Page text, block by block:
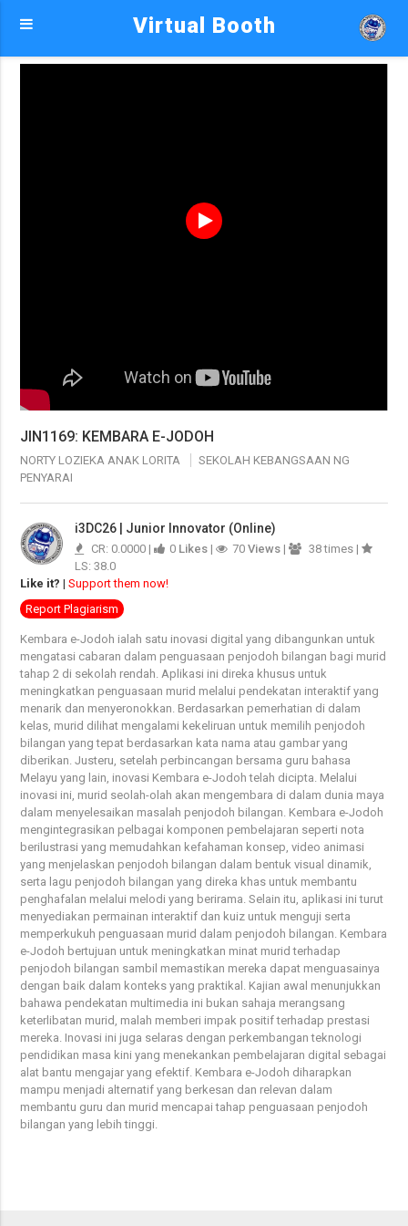
Virtual Booth
JIN1169: KEMBARA E-JODOH
NORTY LOZIEKA ANAK LORITA
SEKOLAH KEBANGSAAN NG
PENYARAI
i3DC26 | Junior Innovator (Online)
CR: 0.0000 | 0 Likes | 70 Views |
38 times |
LS: 38.0
Like it? |Support them now!
Report Plagiarism
Kembara e-Jodoh ialah satu inovasi digital yang dibangunkan untuk
mengatasi cabaran dalam penguasaan penjodoh bilangan bagi murid
tahap 2 di sekolah rendah. Aplikasi ini direka khusus untuk
meningkatkan penguasaan murid melalui pendekatan interaktif yang
menarik dan menyeronokkan. Berdasarkan pemerhatian di dalam
kelas, murid dilihat mengalami kekeliruan untuk memilih penjodoh
bilangan yang tepat berdasarkan kata nama atau gambar yang
diberikan. Justeru, setelah perbincangan bersama guru bahasa
Melayu yang lain, inovasi Kembara e-Jodoh telah dicipta. Melalui
inovasi ini, murid seolah-olah akan mengembara di dalam dunia maya
dalam menyelesaikan masalah penjodoh bilangan. Kembara e-Jodoh
mengintegrasikan pelbagai komponen pembelajaran seperti nota
berilustrasi yang memudahkan kefahaman konsep, video animasi
yang menjelaskan penjodoh bilangan dalam bentuk visual dinamik,
serta lagu penjodoh bilangan yang direka khas untuk membantu
penghafalan melalui melodi yang berirama. Selain itu, aplikasi ini turut
menyediakan permainan interaktif dan kuiz untuk menguji serta
memperkukuh penguasaan murid dalam penjodoh bilangan. Kembara
e-Jodoh bertujuan untuk meningkatkan minat murid terhadap
penjodoh bilangan sambil memastikan mereka dapat menguasainya
dengan baik dalam konteks yang praktikal. Kajian awal menunjukkan
bahawa pendekatan multimedia ini bukan sahaja merangsang
keterlibatan murid, malah memberi impak positif terhadap prestasi
mereka. Inovasi ini juga selaras dengan perkembangan teknologi
pendidikan masa kini yang menekankan pembelajaran digital sebagai
alat bantu mengajar yang efektif. Kembara e-Jodoh diharapkan
mampu menjadi alternatif yang berkesan dan relevan dalam
membantu guru dan murid mencapai tahap penguasaan penjodoh
bilangan yang lebih tinggi.